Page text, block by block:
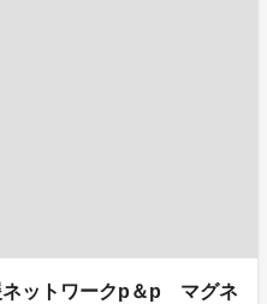
ネットワークp＆p マグネ